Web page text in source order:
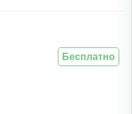
Бесплатно